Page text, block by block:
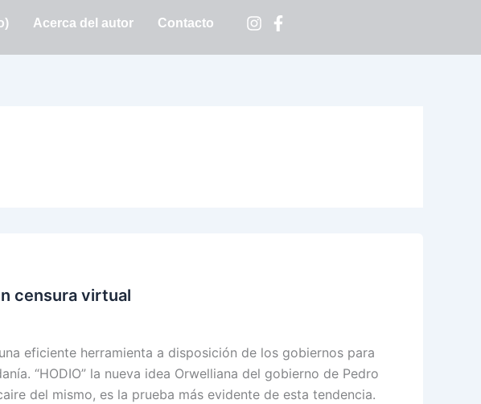
Acerca del autor Contacto
censura virtual
eficiente herramienta a disposición de los gobiernos para
“HODIO” la nueva idea Orwelliana del gobierno de Pedro
del mismo, es la prueba más evidente de esta tendencia.